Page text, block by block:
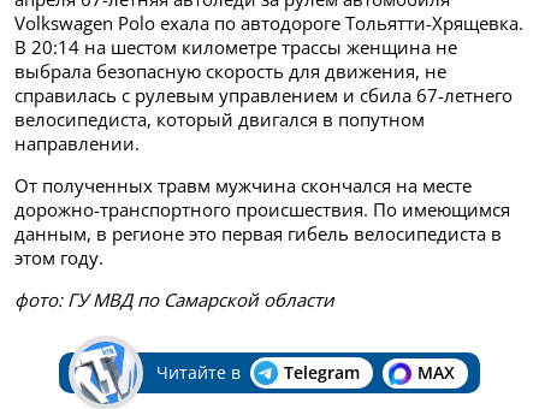
Volkswagen Polo ехала по автодороге Тольятти-Хрящевка.
В 20:14 на шестом километре трассы женщина не
выбрала безопасную скорость для движения, не
справилась с рулевым управлением и сбила 67-летнего
велосипедиста, который двигался в попутном
направлении.
От полученных травм мужчина скончался на месте
дорожно-транспортного происшествия. По имеющимся
данным, в регионе это первая гибель велосипедиста в
этом году.
фото: ГУ МВД по Самарской области
Читайте в Telegram MAX